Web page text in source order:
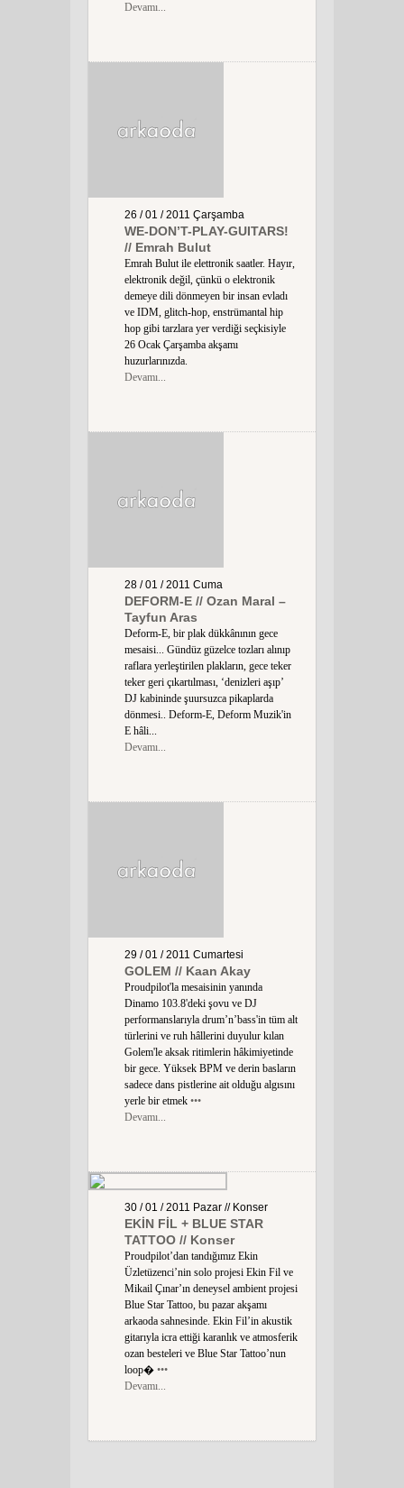
Devamı...
26 / 01 / 2011 Çarşamba
WE-DON’T-PLAY-GUITARS!
// Emrah Bulut
Emrah Bulut ile elettronik saatler. Hayır,
elektronik değil, çünkü o elektronik
demeye dili dönmeyen bir insan evladı
ve IDM, glitch-hop, enstrümantal hip
hop gibi tarzlara yer verdiği seçkisiyle
26 Ocak Çarşamba akşamı
huzurlarınızda.
Devamı...
28 / 01 / 2011 Cuma
DEFORM-E // Ozan Maral –
Tayfun Aras
Deform-E, bir plak dükkânının gece
mesaisi... Gündüz güzelce tozları alınıp
raflara yerleştirilen plakların, gece teker
teker geri çıkartılması, ‘denizleri aşıp’
DJ kabininde şuursuzca pikaplarda
dönmesi.. Deform-E, Deform Muzik'in
E hâli...
Devamı...
29 / 01 / 2011 Cumartesi
GOLEM // Kaan Akay
Proudpilot'la mesaisinin yanında
Dinamo 103.8'deki şovu ve DJ
performanslarıyla drum’n’bass'in tüm alt
türlerini ve ruh hâllerini duyulur kılan
Golem'le aksak ritimlerin hâkimiyetinde
bir gece. Yüksek BPM ve derin basların
sadece dans pistlerine ait olduğu algısını
yerle bir etmek •••
Devamı...
30 / 01 / 2011 Pazar // Konser
EKİN FİL + BLUE STAR
TATTOO // Konser
Proudpilot’dan tandığımız Ekin
Üzletüzenci’nin solo projesi Ekin Fil ve
Mikail Çınar’ın deneysel ambient projesi
Blue Star Tattoo, bu pazar akşamı
arkaoda sahnesinde. Ekin Fil’in akustik
gitarıyla icra ettiği karanlık ve atmosferik
ozan besteleri ve Blue Star Tattoo’nun
loop� •••
Devamı...